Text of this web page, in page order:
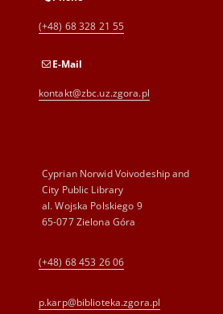
(+48) 68 328 21 55
E-Mail
kontakt@zbc.uz.zgora.pl
Cyprian Norwid Voivodeship and
City Public Library
al. Wojska Polskiego 9
65-077 Zielona Góra
(+48) 68 453 26 06
p.karp@biblioteka.zgora.pl